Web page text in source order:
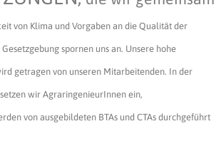
von Klima und Vorgaben an die Qualität der
spornen uns an. Unsere hohe
getragen von unseren Mitarbeitenden. In der
wir AgraringenieurInnen ein,
von ausgebildeten BTAs und CTAs durchgeführt